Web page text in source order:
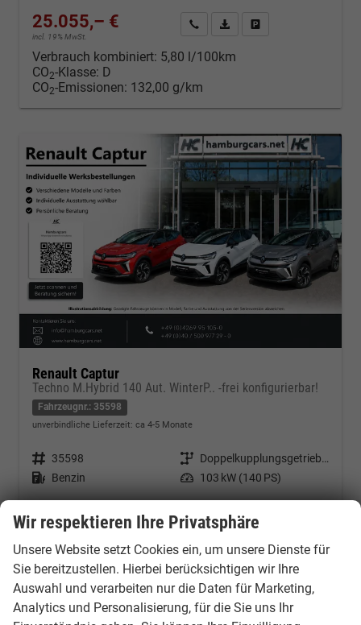
25.055,– €
incl. 19% MwSt.
Kontakt & Angebot anfordern
PDF-Datei, Fahrzeugexposé
Verbrauch kombiniert: 5,80 l/100km
CO2-Klasse: D
CO2-Emissionen: 132,00 g/km
Renault Captur
Techno M.Hybrid 140 Aut. WinterP.. -frei konfigurierbar!
Fahrzeugnr.: 35598
unverbindliche Lieferzeit: ca 4-5 Monate
Fahrzeugnr. 35598 Getriebe
Doppelkupplungsgetriebe (DSG)
Kraftstoff Benzin Leistung 103 kW (140 PS)
25.180,– €
incl. 19% MwSt.
Kontakt & Angebot anfordern
PDF-Datei, Fahrzeugexposé
Verbrauch kombiniert:6,00 l/100km
CO
2 -Klasse:
CO -Emissionen:135,00 g/km
Wir respektieren Ihre Privatsphäre
Unsere Website setzt Cookies ein, um unsere Dienste für
Sie bereitzustellen. Hierbei berücksichtigen wir Ihre
Auswahl und verarbeiten nur die Daten für Marketing,
Analytics und Personalisierung, für die Sie uns Ihr